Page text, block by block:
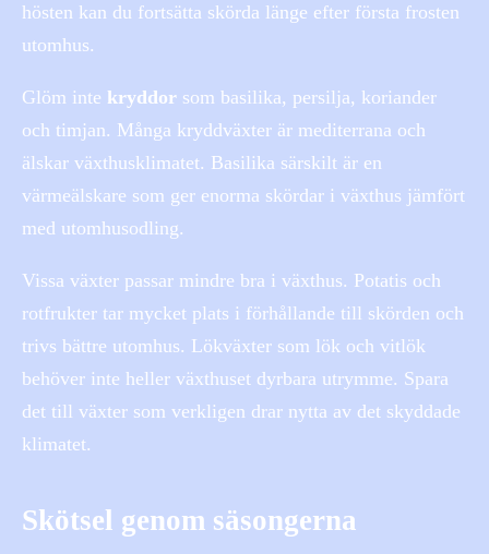
hösten kan du fortsätta skörda länge efter första frosten
utomhus.
Glöm inte kryddor som basilika, persilja, koriander
och timjan. Många kryddväxter är mediterrana och
älskar växthusklimatet. Basilika särskilt är en
värmeälskare som ger enorma skördar i växthus jämfört
med utomhusodling.
Vissa växter passar mindre bra i växthus. Potatis och
rotfrukter tar mycket plats i förhållande till skörden och
trivs bättre utomhus. Lökväxter som lök och vitlök
behöver inte heller växthuset dyrbara utrymme. Spara
det till växter som verkligen drar nytta av det skyddade
klimatet.
Skötsel genom säsongerna